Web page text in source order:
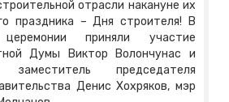
отрасли накануне их
праздника – Дня строителя! В
церемонии приняли участие
Думы Виктор Волончунас и
председателя
Денис Хохряков, мэр